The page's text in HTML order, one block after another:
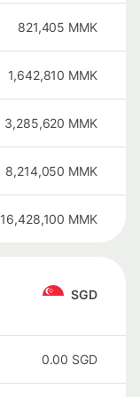
821,405 MMK
1,642,810 MMK
3,285,620 MMK
8,214,050 MMK
16,428,100 MMK
SGD
0.00 SGD